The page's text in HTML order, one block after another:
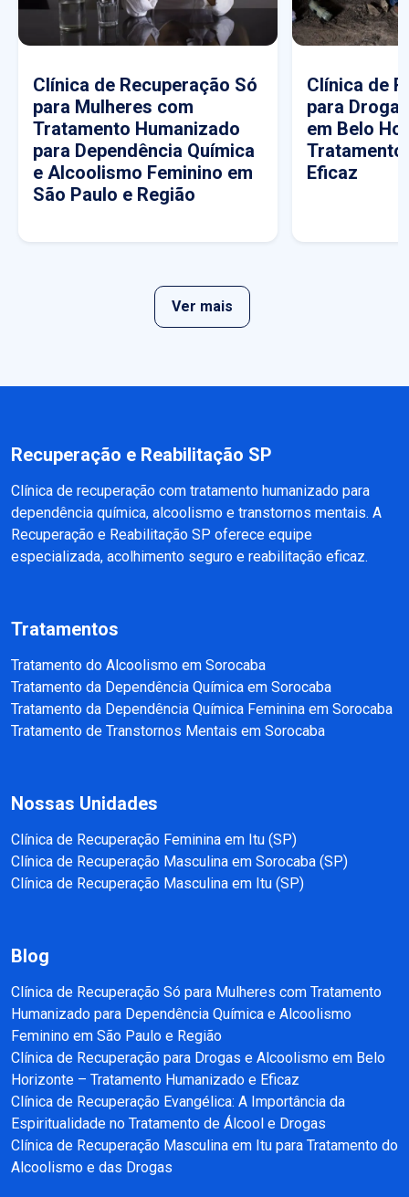
Clínica de Recuperação Só
para Mulheres com
Tratamento Humanizado
para Dependência Química
e Alcoolismo Feminino em
São Paulo e Região
Clínica de
para
em Belo
Tratamento
Eficaz
Ver mais
Recuperação e Reabilitação SP
Clínica de recuperação com tratamento humanizado para
dependência química, alcoolismo e transtornos mentais. A
Recuperação e Reabilitação SP oferece equipe
especializada, acolhimento seguro e reabilitação eficaz.
Tratamentos
Tratamento do Alcoolismo em Sorocaba
Tratamento da Dependência Química em Sorocaba
Tratamento da Dependência Química Feminina em Sorocaba
Tratamento de Transtornos Mentais em Sorocaba
Nossas Unidades
Clínica de Recuperação Feminina em Itu (SP)
Clínica de Recuperação Masculina em Sorocaba (SP)
Clínica de Recuperação Masculina em Itu (SP)
Blog
Clínica de Recuperação Só para Mulheres com Tratamento
Humanizado para Dependência Química e Alcoolismo
Feminino em São Paulo e Região
Clínica de Recuperação para Drogas e Alcoolismo em Belo
Horizonte – Tratamento Humanizado e Eficaz
Clínica de Recuperação Evangélica: A Importância da
Espiritualidade no Tratamento de Álcool e Drogas
Clínica de Recuperação Masculina em Itu para Tratamento do
Alcoolismo e das Drogas